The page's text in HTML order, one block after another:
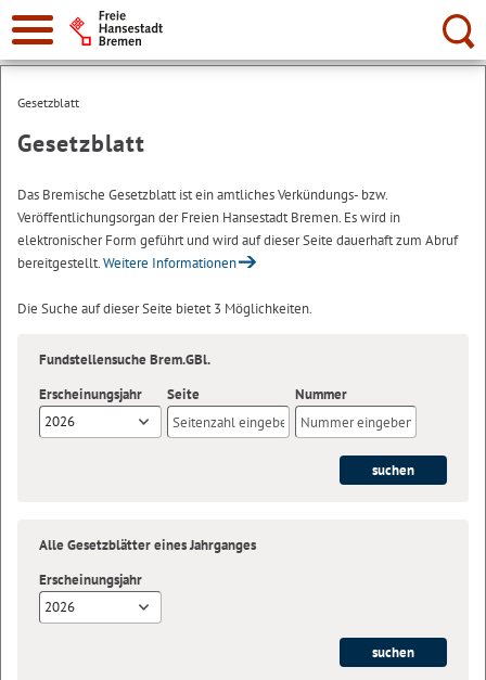
Suche:
Gesetzblatt
Gesetzblatt
Das Bremische Gesetzblatt ist ein amtliches Verkündungs- bzw.
Veröffentlichungsorgan der Freien Hansestadt Bremen. Es wird in
elektronischer Form geführt und wird auf dieser Seite dauerhaft zum Abruf
bereitgestellt.Weitere Informationen
Die Suche auf dieser Seite bietet 3 Möglichkeiten.
Fundstellensuche Brem.GBl.
Erscheinungsjahr
2026
Seite Nummer
Alle Gesetzblätter eines Jahrganges
Erscheinungsjahr
2026